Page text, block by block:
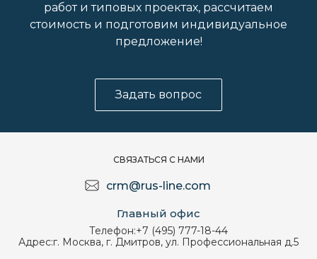
работ и типовых проектах, рассчитаем
стоимость и подготовим индивидуальное
предложение!
Задать вопрос
СВЯЗАТЬСЯ С НАМИ
crm@rus-line.com
Главный офис
Телефон:+7 (495) 777-18-44
Адрес:г. Москва, г. Дмитров, ул. Профессиональная д.5